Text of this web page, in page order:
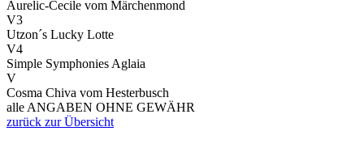
Aurelic-Cecile vom Märchenmond
V3
Utzon´s Lucky Lotte
V4
Simple Symphonies Aglaia
V
Cosma Chiva vom Hesterbusch
alle ANGABEN OHNE GEWÄHR
zurück zur Übersicht